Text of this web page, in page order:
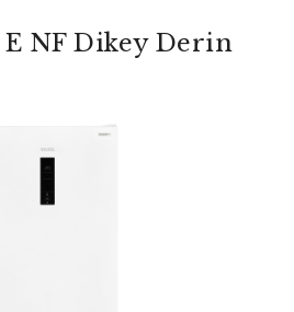
E NF Dikey Derin